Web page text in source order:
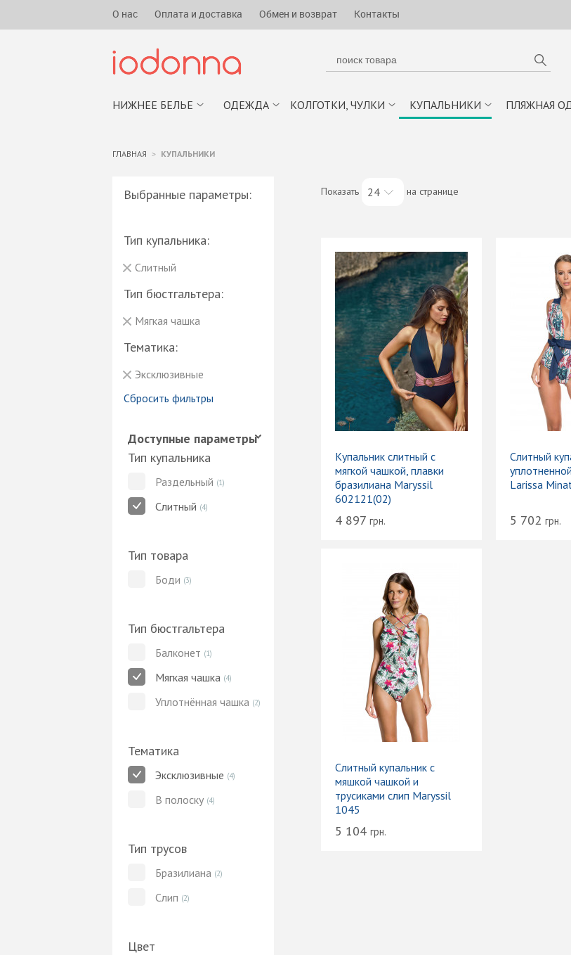
О нас Оплата и доставка Обмен и возврат Контакты
НИЖНЕЕ БЕЛЬЕ ОДЕЖДА КОЛГОТКИ, ЧУЛКИ КУПАЛЬНИКИ ПЛЯЖНАЯ
ГЛАВНАЯ КУПАЛЬНИКИ
Показать 24 на странице
Купальник слитный с
мягкой чашкой, плавки
бразилиана Maryssil
602121(02)
4 897 грн.
Слитный
Larissa
5 702 грн.
Слитный купальник с
мяшкой чашкой и
трусиками слип Maryssil
1045
5 104 грн.
Выбранные параметры:
Тип купальника:
Слитный
Тип бюстгальтера:
Мягкая чашка
Тематика:
Эксклюзивные
Сбросить фильтры
Доступные параметры
Тип купальника
Раздельный (1)
Слитный (4)
Тип товара
Боди (3)
Тип бюстгальтера
Балконет (1)
Мягкая чашка (4)
Уплотнённая чашка (2)
Тематика
Эксклюзивные (4)
В полоску (4)
Тип трусов
Бразилиана (2)
Слип (2)
Цвет